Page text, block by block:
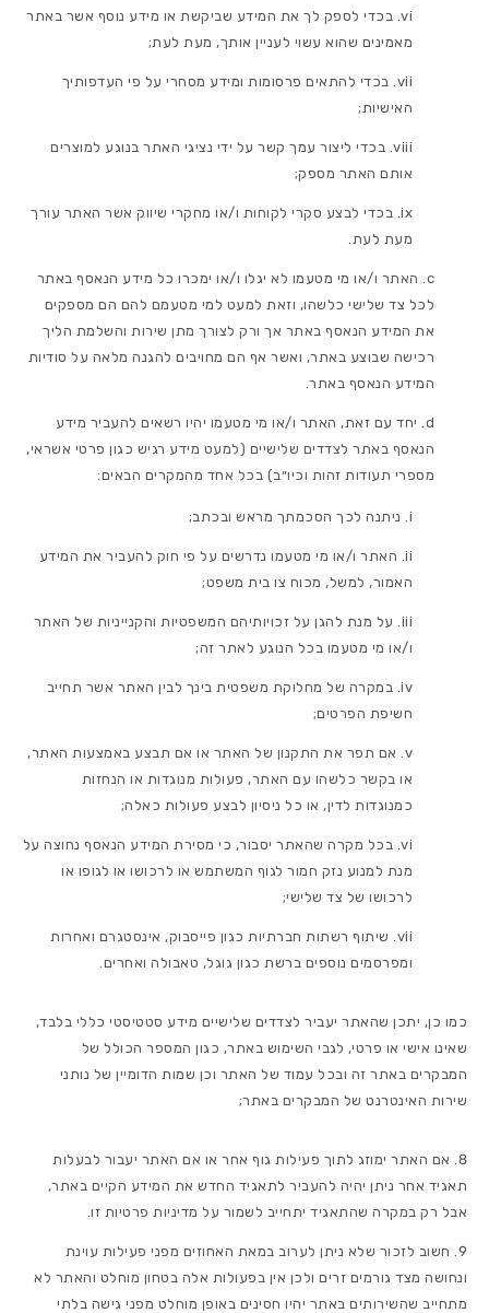
בכדי לספק לך את המידע שביקשת או מידע נוסף אשר באתר
מאמינים שהוא עשוי לעניין אותך, מעת לעת;
בכדי להתאים פרסומות ומידע מסחרי על פי העדפותיך
האישיות;
בכדי ליצור עמך קשר על ידי נציגי האתר בנוגע למוצרים
אותם האתר מספק;
בכדי לבצע סקרי לקוחות ו/או מחקרי שיווק אשר האתר עורך
מעת לעת.
האתר ו/או מי מטעמו לא יגלו ו/או ימכרו כל מידע הנאסף באתר
לכל צד שלישי כלשהו, וזאת למעט למי מטעמם להם הם מספקים
את המידע הנאסף באתר אך ורק לצורך מתן שירות והשלמת הליך
רכישה שבוצע באתר, ואשר אף הם מחויבים להגנה מלאה על סודיות
המידע הנאסף באתר.
יחד עם זאת, האתר ו/או מי מטעמו יהיו רשאים להעביר מידע
הנאסף באתר לצדדים שלישיים (למעט מידע רגיש כגון פרטי אשראי,
מספרי תעודות זהות וכיו״ב) בכל אחד מהמקרים הבאים:
ניתנה לכך הסכמתך מראש ובכתב;
האתר ו/או מי מטעמו נדרשים על פי חוק להעביר את המידע
האמור, למשל, מכוח צו בית משפט;
על מנת להגן על זכויותיהם המשפטיות והקנייניות של האתר
ו/או מי מטעמו בכל הנוגע לאתר זה;
במקרה של מחלוקת משפטית בינך לבין האתר אשר תחייב
חשיפת הפרטים;
אם תפר את התקנון של האתר או אם תבצע באמצעות האתר,
או בקשר כלשהו עם האתר, פעולות מנוגדות או הנחזות
כמנוגדות לדין, או כל ניסיון לבצע פעולות כאלה;
בכל מקרה שהאתר יסבור, כי מסירת המידע הנאסף נחוצה על
מנת למנוע נזק חמור לגוף המשתמש או לרכושו או לגופו או
לרכושו של צד שלישי;
שיתוף רשתות חברתיות כגון פייסבוק, אינסטגרם ואחרות
ומפרסמים נוספים ברשת כגון גוגל, טאבולה ואחרים.
כמו כן, יתכן שהאתר יעביר לצדדים שלישיים מידע סטטיסטי כללי בלבד,
שאינו אישי או פרטי, לגבי השימוש באתר, כגון המספר הכולל של
המבקרים באתר זה ובכל עמוד של האתר וכן שמות הדומיין של נותני
שירות האינטרנט של המבקרים באתר;
אם האתר ימוזג לתוך פעילות גוף אחר או אם האתר יעבור לבעלות
תאגיד אחר ניתן יהיה להעביר לתאגיד החדש את המידע הקיים באתר,
אבל רק במקרה שהתאגיד יתחייב לשמור על מדיניות פרטיות זו.
חשוב לזכור שלא ניתן לערוב במאת האחוזים מפני פעילות עוינת
ונחושה מצד גורמים זרים ולכן אין בפעולות אלה בטחון מוחלט והאתר לא
מתחייב שהשירותים באתר יהיו חסינים באופן מוחלט מפני גישה בלתי